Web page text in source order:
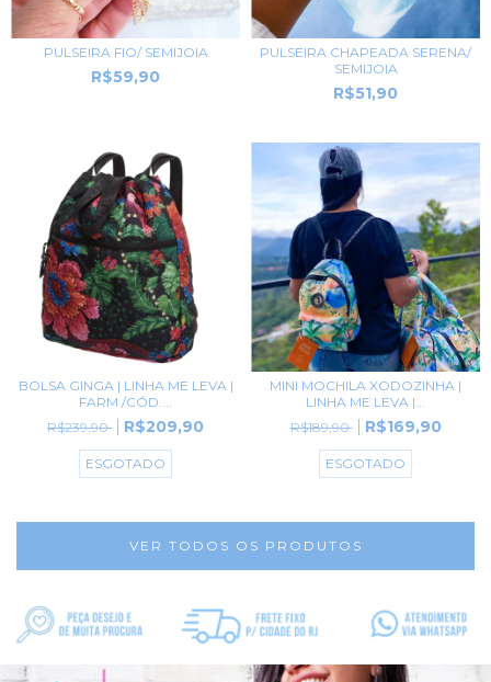
PULSEIRA FIO/ SEMIJOIA
R$59,90
PULSEIRA CHAPEADA SERENA/
SEMIJOIA
R$51,90
BOLSA GINGA | LINHA ME LEVA |
FARM /CÓD....
R$239,90
R$209,90
ESGOTADO
MINI MOCHILA XODOZINHA |
LINHA ME LEVA |...
R$189,90
R$169,90
ESGOTADO
VER TODOS OS PRODUTOS